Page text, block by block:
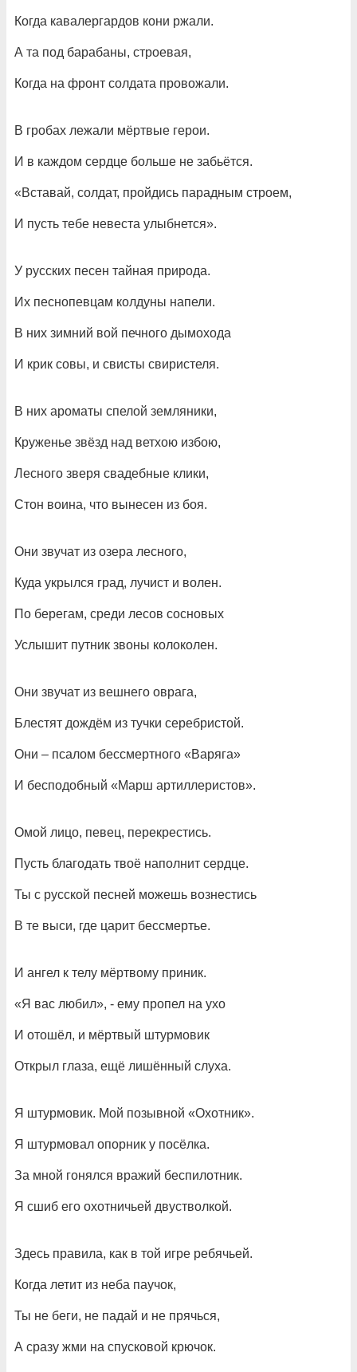
Когда кавалергардов кони ржали.
А та под барабаны, строевая,
Когда на фронт солдата провожали.
В гробах лежали мёртвые герои.
И в каждом сердце больше не забьётся.
«Вставай, солдат, пройдись парадным строем,
И пусть тебе невеста улыбнется».
У русских песен тайная природа.
Их песнопевцам колдуны напели.
В них зимний вой печного дымохода
И крик совы, и свисты свиристеля.
В них ароматы спелой земляники,
Круженье звёзд над ветхою избою,
Лесного зверя свадебные клики,
Стон воина, что вынесен из боя.
Они звучат из озера лесного,
Куда укрылся град, лучист и волен.
По берегам, среди лесов сосновых
Услышит путник звоны колоколен.
Они звучат из вешнего оврага,
Блестят дождём из тучки серебристой.
Они – псалом бессмертного «Варяга»
И бесподобный «Марш артиллеристов».
Омой лицо, певец, перекрестись.
Пусть благодать твоё наполнит сердце.
Ты с русской песней можешь вознестись
В те выси, где царит бессмертье.
И ангел к телу мёртвому приник.
«Я вас любил», - ему пропел на ухо
И отошёл, и мёртвый штурмовик
Открыл глаза, ещё лишённый слуха.
Я штурмовик. Мой позывной «Охотник».
Я штурмовал опорник у посёлка.
За мной гонялся вражий беспилотник.
Я сшиб его охотничьей двустволкой.
Здесь правила, как в той игре ребячьей.
Когда летит из неба паучок,
Ты не беги, не падай и не прячься,
А сразу жми на спусковой крючок.